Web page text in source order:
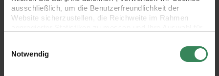
ausschließlich, um die Benutzerfreundlichkeit der
Website sicherzustellen, die Reichweite im Rahmen
Ihre Einwilligung ist freiwillig und kann jederzeit über den
Link „Cookie-Einstellungen“ im Fußbereich der Seite
Notwendig